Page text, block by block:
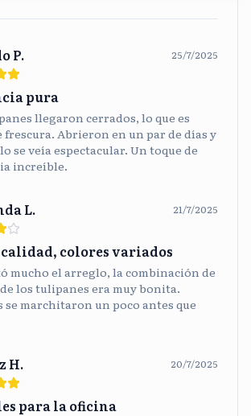
P. 25/7/2025
pura
llegaron cerrados, lo que es
frescura. Abrieron en un par de días y
se veía espectacular. Un toque de
increíble.
L. 21/7/2025
colores variados
mucho el arreglo, la combinación de
los tulipanes era muy bonita.
se marchitaron un poco antes que
H. 20/7/2025
para la oficina